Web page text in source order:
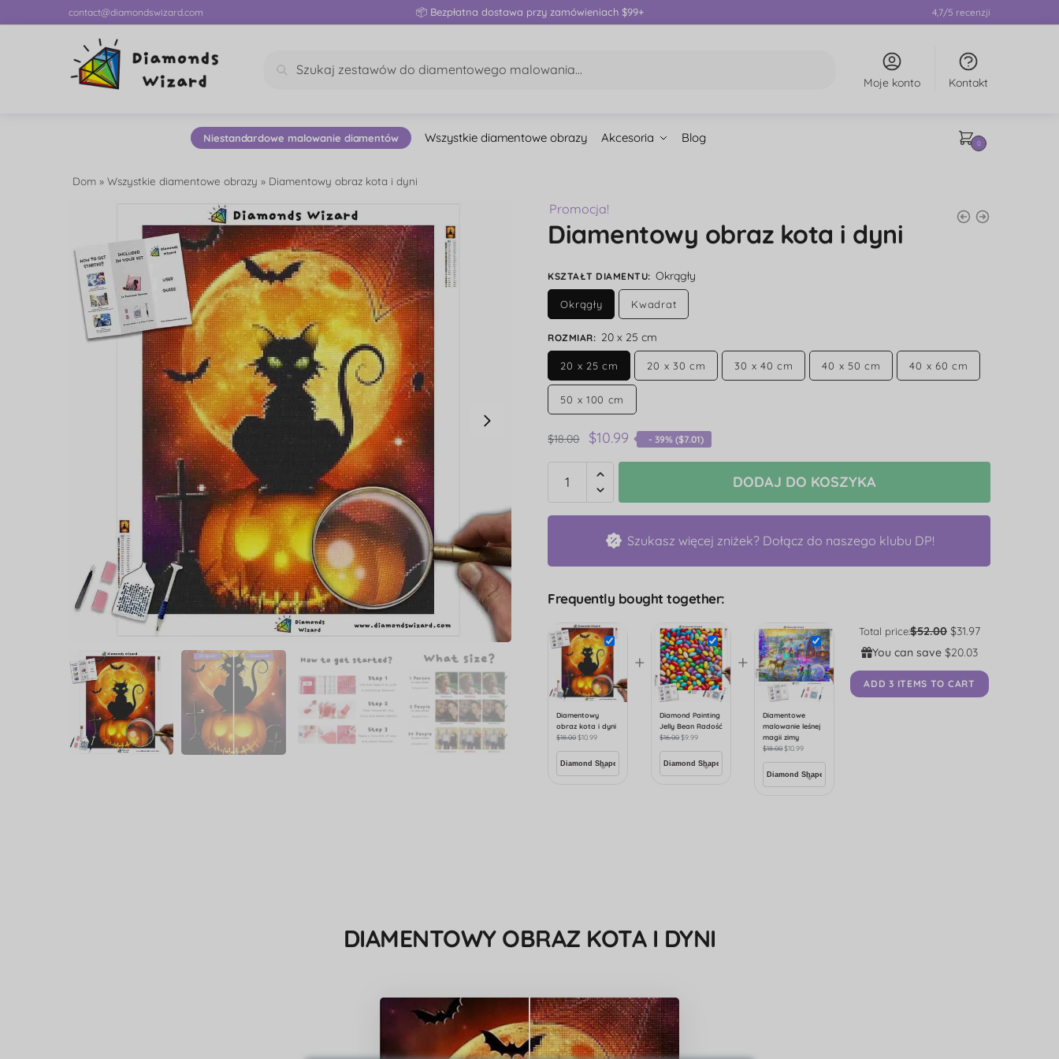
contact@diamondswizard.com 📦 Bezpłatna dostawa przy zamówieniach $99+ 4,7/5 recenzji
Szukaj
Moje konto Kontakt
Niestandardowe malowanie diamentów Wszystkie diamentowe obrazy Akcesoria Blog 0
Dom »Wszystkie diamentowe obrazy » Diamentowy obraz kota i dyni
Promocja!
Diamentowy obraz kota i dyni
KSZTAŁT DIAMENTU: Okrągły
Okrągły Kwadrat
ROZMIAR: 20 x 25 cm
20 x 25 cm 20 x 30 cm 30 x 40 cm 40 x 50 cm 40 x 60 cm
50 x 100 cm
$18.00 $10.99 - 39% ($7.01)
DODAJ DO KOSZYKA
Szukasz więcej zniżek? Dołącz do naszego klubu DP!
Frequently bought together:
Diamentowy
obraz kota i dyni
$18.00$10.99
+
Diamond Painting
Jelly Bean Radość
$16.00$9.99
+
Diamentowe
malowanie leśnej
magii zimy
$18.00$10.99
Total price:$52.00 $31.97
You can save$20.03
ADD 3 ITEMS TO CART
DIAMENTOWY OBRAZ KOTA I DYNI